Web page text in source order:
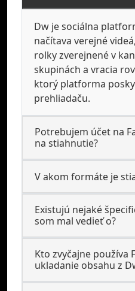
Dw je sociálna
načítava verejné
rolky zverejnené v
skupinách a vracia
ktorý platforma
prehliadaču.
Potrebujem účet na
na stiahnutie?
V akom formáte je
Existujú nejaké
som mal vedieť o?
Kto zvyčajne používa
ukladanie obsahu z